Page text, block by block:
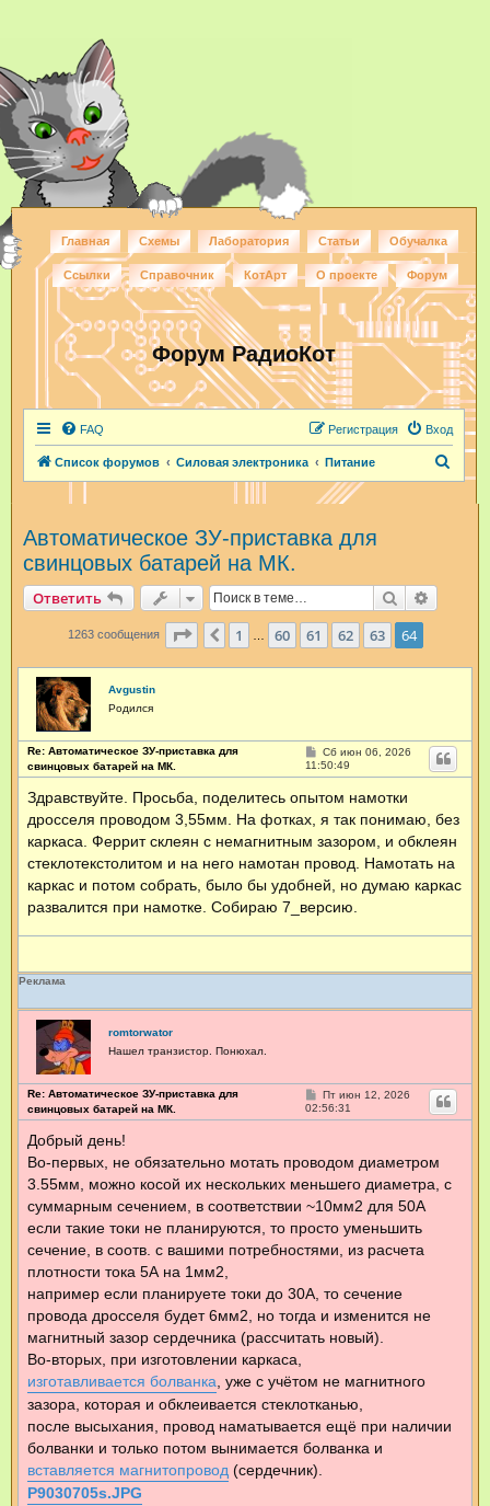
Главная Схемы Лаборатория Статьи Обучалка
Ссылки Справочник КотАрт О проекте Форум
Форум РадиоКот
FAQ Вход
Регистрация
Список форумов Силовая электроника Питание
Автоматическое ЗУ-приставка для
свинцовых батарей на МК.
Ответить Поиск
1263 сообщения Страница 64из 64
Пред.
1 60 61 62 63 64
Avgustin
Родился
Re: Автоматическое ЗУ-приставка для
свинцовых батарей на МК.
С
о
о
щ
е
и
Сб июн 06, 2026
11:50:49
Здравствуйте. Просьба, поделитесь опытом намотки
дросселя проводом 3,55мм. На фотках, я так понимаю, без
каркаса. Феррит склеян с немагнитным зазором, и обклеян
стеклотекстолитом и на него намотан провод. Намотать на
каркас и потом собрать, было бы удобней, но думаю каркас
развалится при намотке. Собираю 7_версию.
Реклама
romtorwator
Нашел транзистор. Понюхал.
Re: Автоматическое ЗУ-приставка для
свинцовых батарей на МК.
С
о
о
е
и
е
Пт июн 12, 2026
02:56:31
Добрый день!
Во-первых, не обязательно мотать проводом диаметром
3.55мм, можно косой их нескольких меньшего диаметра, с
суммарным сечением, в соответствии ~10мм2 для 50А
если такие токи не планируются, то просто уменьшить
сечение, в соотв. с вашими потребностями, из расчета
плотности тока 5А на 1мм2,
например если планируете токи до 30А, то сечение
провода дросселя будет 6мм2, но тогда и изменится не
магнитный зазор сердечника (рассчитать новый).
Во-вторых, при изготовлении каркаса,
изготавливается болванка , уже с учётом не магнитного
зазора, которая и обклеивается стеклотканью,
после высыхания, провод наматывается ещё при наличии
болванки и только потом вынимается болванка и
вставляется магнитопровод (сердечник).
P9030705s.JPG